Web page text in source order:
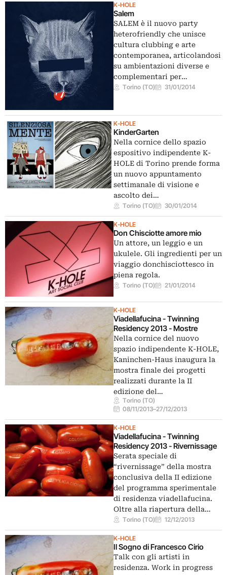
K-HOLE
Salem
SALEM è il nuovo party
heterofriendly che unisce
cultura clubbing e arte
contemporanea, articolandosi
su ambientazioni diverse e
complementari per…
Torino (TO) 31/01/2014
K-HOLE
KinderGarten
Nella cornice dello spazio
espositivo indipendente K-
HOLE di Torino prende forma
un nuovo appuntamento
settimanale di visione e
ascolto dei…
Torino (TO) 30/01/2014
K-HOLE
Don Chisciotte amore mio
Un attore, un leggio e un
ukulele. Gli ingredienti per un
viaggio donchisciottesco in
piena regola.
Torino (TO) 21/01/2014
K-HOLE
Viadellafucina - Twinning
Residency 2013 - Mostre
Nella cornice del nuovo
spazio indipendente K-HOLE,
Kaninchen-Haus inaugura la
mostra finale dei progetti
realizzati durante la II
edizione del…
Torino (TO)
08/11/2013–27/12/2013
K-HOLE
Viadellafucina - Twinning
Residency 2013 - Rivernissage
Serata speciale di
“rivernissage” della mostra
conclusiva della II edizione
del programma sperimentale
di residenza viadellafucina.
Oltre alla riapertura della…
Torino (TO) 12/12/2013
K-HOLE
Il Sogno di Francesco Cirio
Talk con gli artisti in
residenza. Work in progress